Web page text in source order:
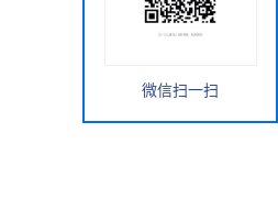
微信扫一扫